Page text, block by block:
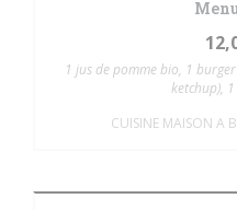
1 jus de pomme bio, 1
ketchup),
CUISINE MAISON A